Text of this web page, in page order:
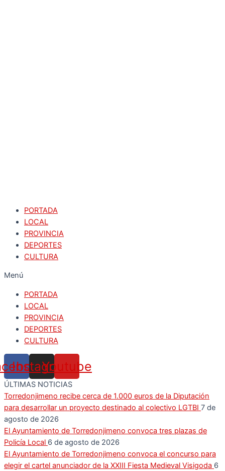
PORTADA
LOCAL
PROVINCIA
DEPORTES
CULTURA
Menú
PORTADA
LOCAL
PROVINCIA
DEPORTES
CULTURA
Instagram
Youtube
ÚLTIMAS NOTICIAS
Torredonjimeno recibe cerca de 1.000 euros de la Diputación
para desarrollar un proyecto destinado al colectivo LGTBI 7 de
agosto de 2026
El Ayuntamiento de Torredonjimeno convoca tres plazas de
Policía Local 6 de agosto de 2026
El Ayuntamiento de Torredonjimeno convoca el concurso para
elegir el cartel anunciador de la XXIII Fiesta Medieval Visigoda 6